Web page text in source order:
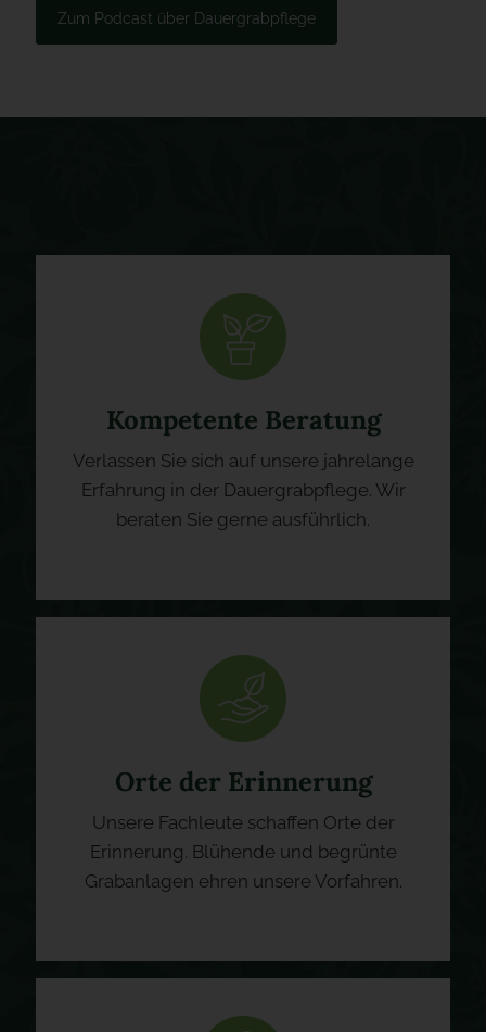
Zum Podcast über Dauergrabpflege
Kompetente Beratung
Verlassen Sie sich auf unsere jahrelange
Erfahrung in der Dauergrabpflege. Wir
beraten Sie gerne ausführlich.
Orte der Erinnerung
Unsere Fachleute schaffen Orte der
Erinnerung. Blühende und begrünte
Grabanlagen ehren unsere Vorfahren.